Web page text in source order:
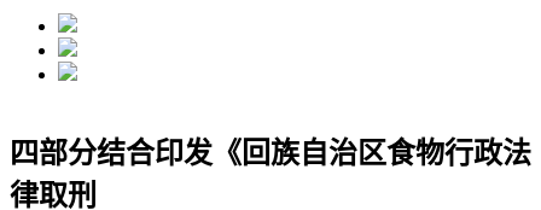
四部分结合印发《回族自治区食物行政法
律取刑